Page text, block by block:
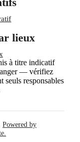
lieux
à titre indicatif
— vérifiez
seuls responsables
Powered by